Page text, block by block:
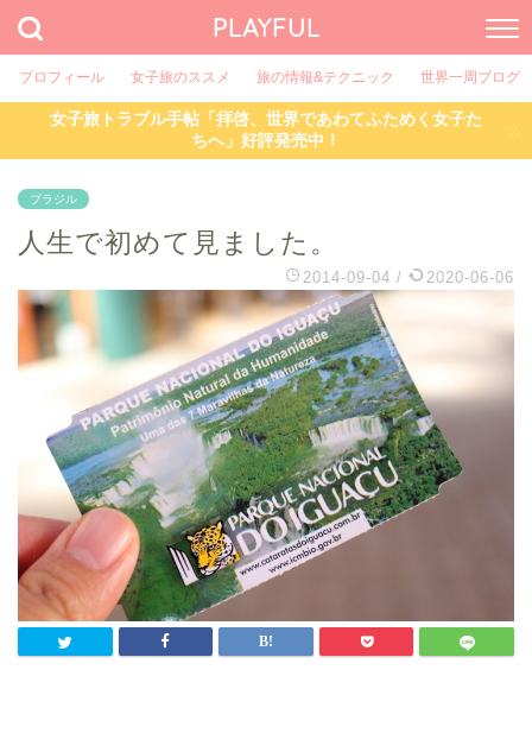
PLAYFUL
プロフィール 女子旅のススメ 旅の情報&テクニック 世界一周ブログ
女子旅トラブル手帖「拝啓、世界であわてふためく女子た
ちへ」好評発売中！
ブラジル
人生で初めて見ました。
2014-09-04 / 2020-06-06